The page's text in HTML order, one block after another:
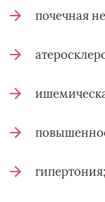
почечная
гипертония;